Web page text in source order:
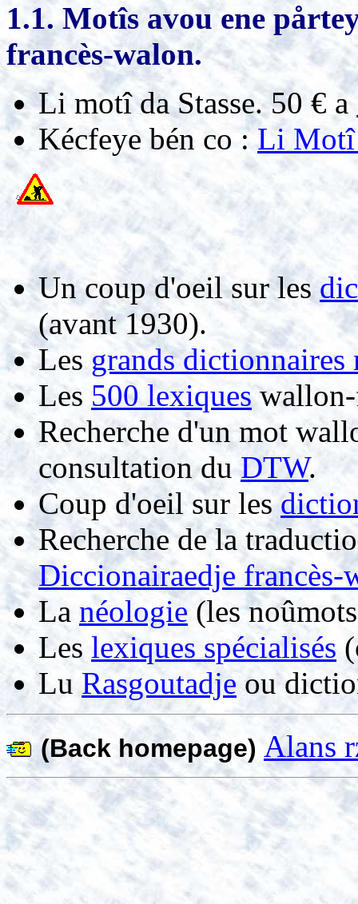
1.1. Motîs avou ene
francès-walon.
Li motî da Stasse. 50 € a
Kécfeye bén co :Li Motî
Un coup d'oeil sur les
(avant 1930).
Les grands dictionnaires
Les 500 lexiqueswallon-
Recherche d'un mot
consultation duDTW.
Coup d'oeil sur les
Recherche de la
Diccionairaedje francès-
La néologie (les
Les lexiques spécialisés
LuRasgoutadje ou
(Back homepage) Alans